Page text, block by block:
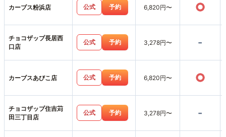
カーブス粉浜店 公式 予約 6,820円〜 ○
チョコザップ長居西
口店
公式 予約 3,278円〜 -
カーブスあびこ店 公式 予約 6,820円〜 ○
チョコザップ住吉苅
田三丁目店
公式 予約 3,278円〜 -